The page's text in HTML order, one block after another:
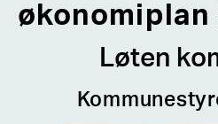
økonomiplan
Løten